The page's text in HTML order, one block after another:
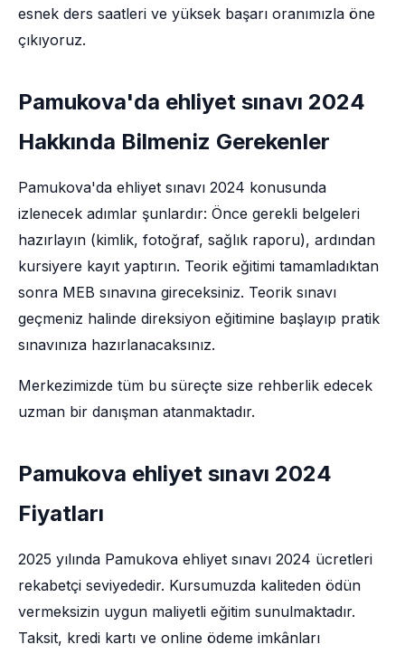
esnek ders saatleri ve yüksek başarı oranımızla öne
çıkıyoruz.
Pamukova'da ehliyet sınavı 2024
Hakkında Bilmeniz Gerekenler
Pamukova'da ehliyet sınavı 2024 konusunda
izlenecek adımlar şunlardır: Önce gerekli belgeleri
hazırlayın (kimlik, fotoğraf, sağlık raporu), ardından
kursiyere kayıt yaptırın. Teorik eğitimi tamamladıktan
sonra MEB sınavına gireceksiniz. Teorik sınavı
geçmeniz halinde direksiyon eğitimine başlayıp pratik
sınavınıza hazırlanacaksınız.
Merkezimizde tüm bu süreçte size rehberlik edecek
uzman bir danışman atanmaktadır.
Pamukova ehliyet sınavı 2024
Fiyatları
2025 yılında Pamukova ehliyet sınavı 2024 ücretleri
rekabetçi seviyededir. Kursumuzda kaliteden ödün
vermeksizin uygun maliyetli eğitim sunulmaktadır.
Taksit, kredi kartı ve online ödeme imkânları